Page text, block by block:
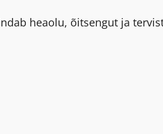
heaolu, õitsengut ja